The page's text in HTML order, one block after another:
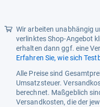
Wir arbeiten unabhängig
verlinktes Shop-Angebot
erhalten dann ggf. eine
Erfahren Sie, wie sich
Alle Preise sind
Umsatzsteuer.
berechnet. Maßgeblich
Versandkosten, die der